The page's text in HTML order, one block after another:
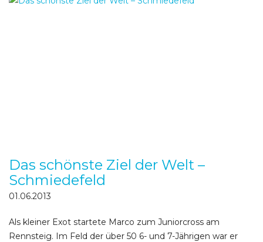
Das schönste Ziel der Welt –
Schmiedefeld
01.06.2013
Als kleiner Exot startete Marco zum Juniorcross am
Rennsteig. Im Feld der über 50 6- und 7-Jährigen war er